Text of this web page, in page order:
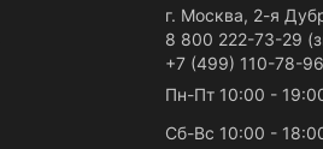
г. Москва, 2-я
8 800 222-73-29
+7 (499) 110-78-96
Пн-Пт 10:00 -
Сб-Вс 10:00 -